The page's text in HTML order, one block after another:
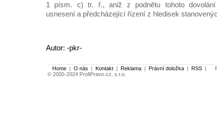
1 písm. c) tr. ř., aniž z podnětu tohoto dovolání
usnesení a předcházející řízení z hledisek
Autor: -pkr-
Home | O nás | Kontakt | Reklama | Právní doložka | RSS |
© 2005-2024 ProfiPravo.cz, s.r.o.